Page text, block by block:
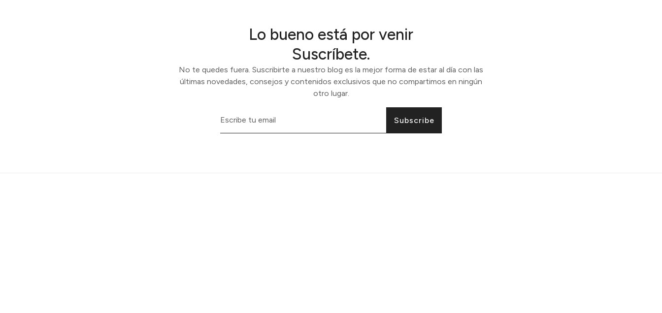
Lo bueno está por venir
Suscríbete.
No te quedes fuera. Suscribirte a nuestro blog es la mejor forma de estar al día con las
últimas novedades, consejos y contenidos exclusivos que no compartimos en ningún
otro lugar.
Subscribe